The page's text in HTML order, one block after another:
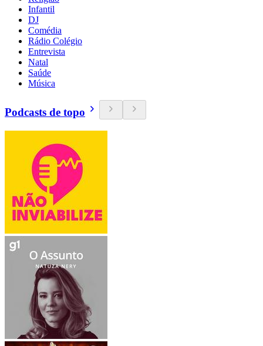
Infantil
DJ
Comédia
Rádio Colégio
Entrevista
Natal
Saúde
Música
Podcasts de topo